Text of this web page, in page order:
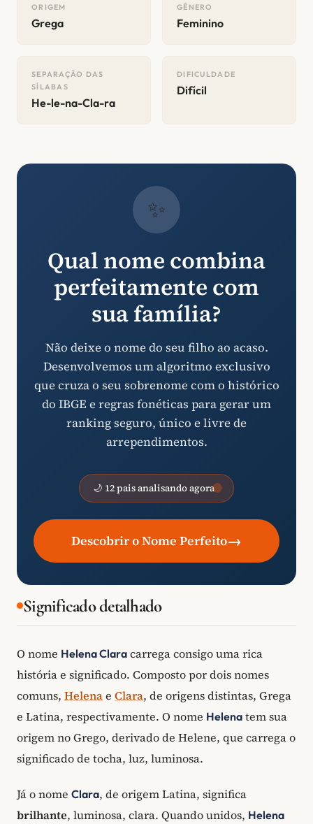
ORIGEM
Grega
GÊNERO
Feminino
SEPARAÇÃO DAS
SÍLABAS
He-le-na-Cla-ra
DIFICULDADE
Difícil
✨
Qual nome combina
perfeitamente com
sua família?
Não deixe o nome do seu filho ao acaso.
Desenvolvemos um algoritmo exclusivo
que cruza o seu sobrenome com o histórico
do IBGE e regras fonéticas para gerar um
ranking seguro, único e livre de
arrependimentos.
🌙 12 pais analisando agora
Descobrir o Nome Perfeito→
Significado detalhado
O nome Helena Clara carrega consigo uma rica
história e significado. Composto por dois nomes
comuns, Helenae Clara, de origens distintas, Grega
e Latina, respectivamente. O nome Helena tem sua
origem no Grego, derivado de Helene, que carrega o
significado de tocha, luz, luminosa.
Já o nome Clara, de origem Latina, significa
brilhante, luminosa, clara. Quando unidos, Helena